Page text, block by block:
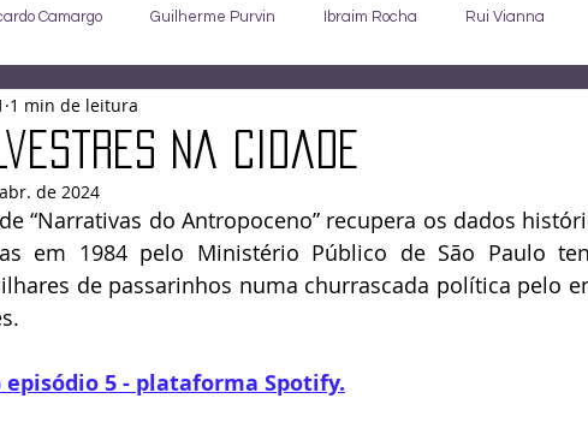
Camargo Guilherme Purvin Ibraim Rocha Rui Vianna
Sebastião Staut
Daniel Ferraz José Augusto Garcia de Sousa Manoel
na cidade
1 min de leitura
de 2024
“Narrativas do Antropoceno” recupera os dados
em 1984 pelo Ministério Público de São Paulo
de passarinhos numa churrascada política pelo
episódio 5 - plataforma Spotify.